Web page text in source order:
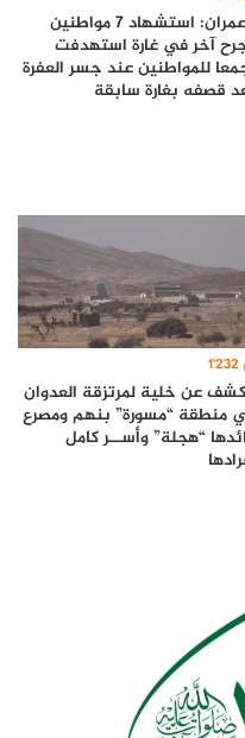
#عمران: استشهاد 7 مواطنين
آخر في غارة استهدفت
للمواطنين عند جسر العفرة
قصفه بغارة سابقة
1٬232
عن خلية لمرتزقة العدوان
منطقة “مسورة” بنهم ومصرع
“هجلة” وأســر كامل